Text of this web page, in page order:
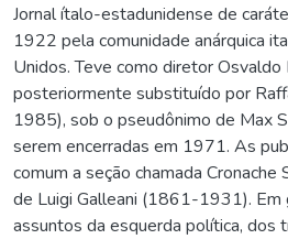
Jornal ítalo-estadunidense de
1922 pela comunidade anárquica
Unidos. Teve como diretor
posteriormente substituído por
1985), sob o pseudônimo de Max
serem encerradas em 1971. As
comum a seção chamada
de Luigi Galleani (1861-1931). Em
assuntos da esquerda política, dos